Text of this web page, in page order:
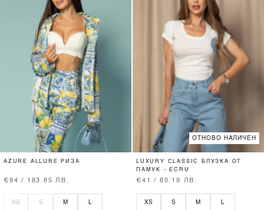
AZURE ALLURE РИЗА
€94 / 183.85 ЛВ.
XS S M
ОТНОВО НАЛИЧЕН
LUXURY CLASSIC БЛУЗКА ОТ
ПАМУК - ECRU
€41 / 80.19 ЛВ.
XS S M